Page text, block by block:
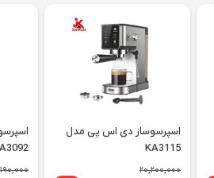
اسپرسوساز دی اس پی مدل
KA3115
20,200,000